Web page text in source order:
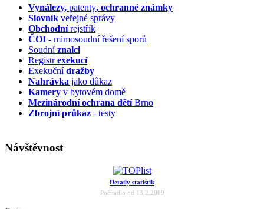
Vynálezy, patenty, ochranné známky
Slovník veřejné správy
Obchodnírejstřík
ČOI - mimosoudní řešení sporů
Soudníznalci
Registrexekucí
Exekučnídražby
Nahrávka jako důkaz
Kamery v bytovém domě
Mezinárodní ochrana dětíBrno
Zbrojní průkaz - testy
Návštěvnost
Detaily statistik
Počítadlo od 13.2.2009